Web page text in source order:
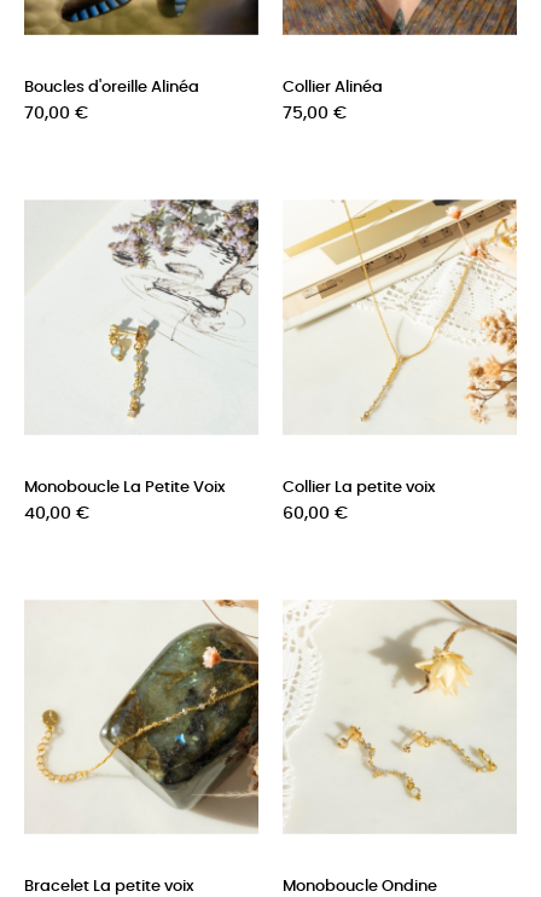
Boucles d'oreille Alinéa
Prix
70,00 €
Collier Alinéa
Prix
75,00 €
Monoboucle La Petite Voix
Prix
40,00 €
Collier La petite voix
Prix
60,00 €
Bracelet La petite voix Monoboucle Ondine